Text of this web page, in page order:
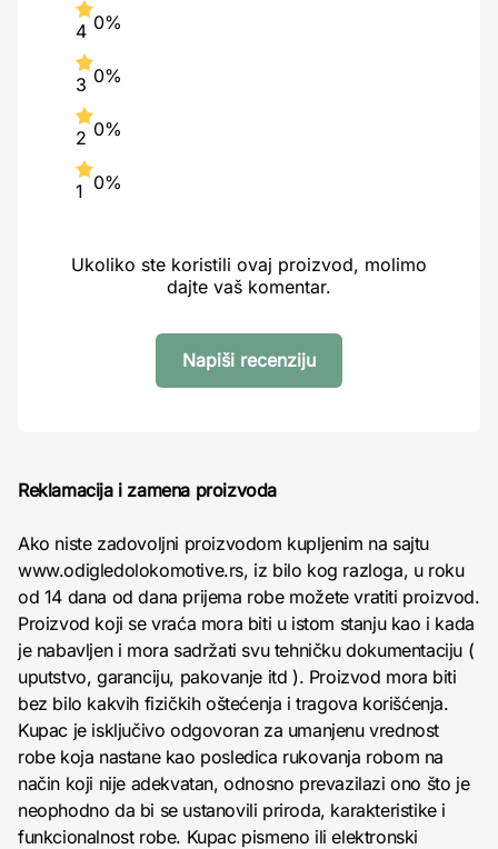
4 0%
3 0%
2 0%
1 0%
Ukoliko ste koristili ovaj proizvod, molimo
dajte vaš komentar.
Napiši recenziju
Reklamacija i zamena proizvoda
Ako niste zadovoljni proizvodom kupljenim na sajtu
www.odigledolokomotive.rs, iz bilo kog razloga, u roku
od 14 dana od dana prijema robe možete vratiti proizvod.
Proizvod koji se vraća mora biti u istom stanju kao i kada
je nabavljen i mora sadržati svu tehničku dokumentaciju (
uputstvo, garanciju, pakovanje itd ). Proizvod mora biti
bez bilo kakvih fizičkih oštećenja i tragova korišćenja.
Kupac je isključivo odgovoran za umanjenu vrednost
robe koja nastane kao posledica rukovanja robom na
način koji nije adekvatan, odnosno prevazilazi ono što je
neophodno da bi se ustanovili priroda, karakteristike i
funkcionalnost robe. Kupac pismeno ili elektronski